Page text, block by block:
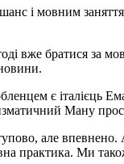
і мовним
вже братися за
є італієць
Ману
але
практика. Ми